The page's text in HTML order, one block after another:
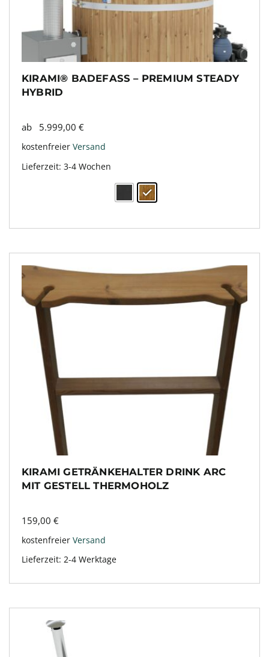
KIRAMI® BADEFASS – PREMIUM STEADY
HYBRID
ab 5.999,00 €
kostenfreier Versand
Lieferzeit: 3-4 Wochen
KIRAMI GETRÄNKEHALTER DRINK ARC
MIT GESTELL THERMOHOLZ
159,00 €
kostenfreier Versand
Lieferzeit: 2-4 Werktage